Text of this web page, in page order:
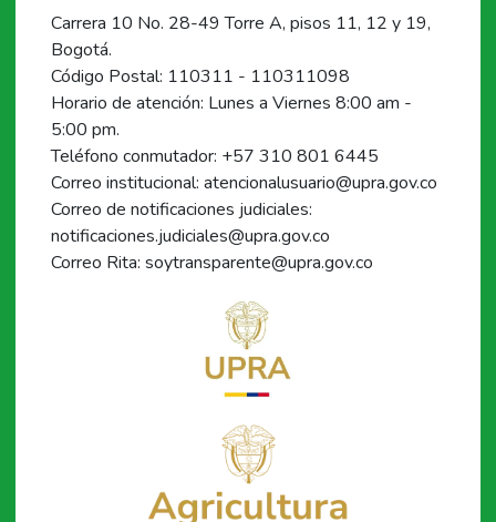
Carrera 10 No. 28-49 Torre A, pisos 11, 12 y 19,
Bogotá.
Código Postal: 110311 - 110311098
Horario de atención: Lunes a Viernes 8:00 am -
5:00 pm.
Teléfono conmutador: +57 310 801 6445
Correo institucional: atencionalusuario@upra.gov.co
Correo de notificaciones judiciales:
notificaciones.judiciales@upra.gov.co
Correo Rita: soytransparente@upra.gov.co